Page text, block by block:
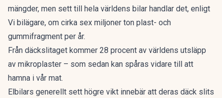
mängder, men sett till hela världens bilar handlar det, enligt
Vi bilägare, om cirka sex miljoner ton plast- och
gummifragment per år.
Från däckslitaget kommer 28 procent av världens utsläpp
av mikroplaster – som sedan kan spåras vidare till att
hamna i vår mat.
Elbilars generellt sett högre vikt innebär att deras däck slits